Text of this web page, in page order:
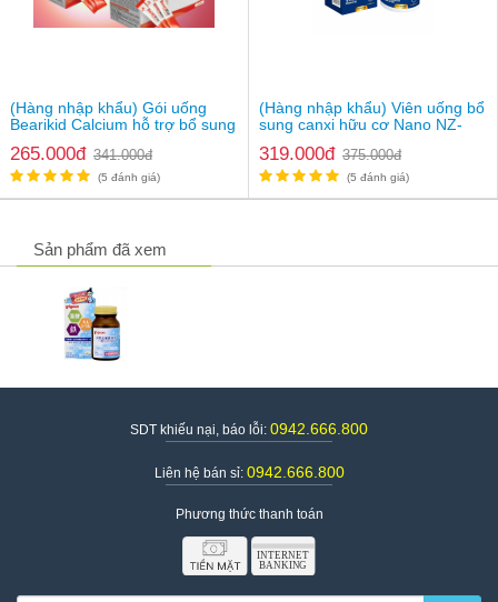
(Hàng nhập khẩu) Gói uống
Bearikid Calcium hỗ trợ bổ sung
265.000đ 341.000đ
(5 đánh giá)
(Hàng nhập khẩu) Viên uống bổ
sung canxi hữu cơ Nano NZ-
319.000đ 375.000đ
(5 đánh giá)
Sản phẩm đã xem
SDT khiếu nại, báo lỗi: 0942.666.800
Liên hệ bán sỉ: 0942.666.800
Phương thức thanh toán